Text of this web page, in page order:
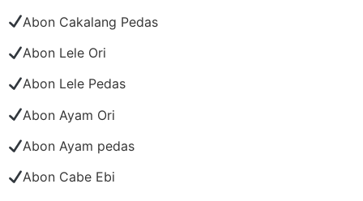
Abon Cakalang Pedas
Abon Lele Ori
Abon Lele Pedas
Abon Ayam Ori
Abon Ayam pedas
Abon Cabe Ebi